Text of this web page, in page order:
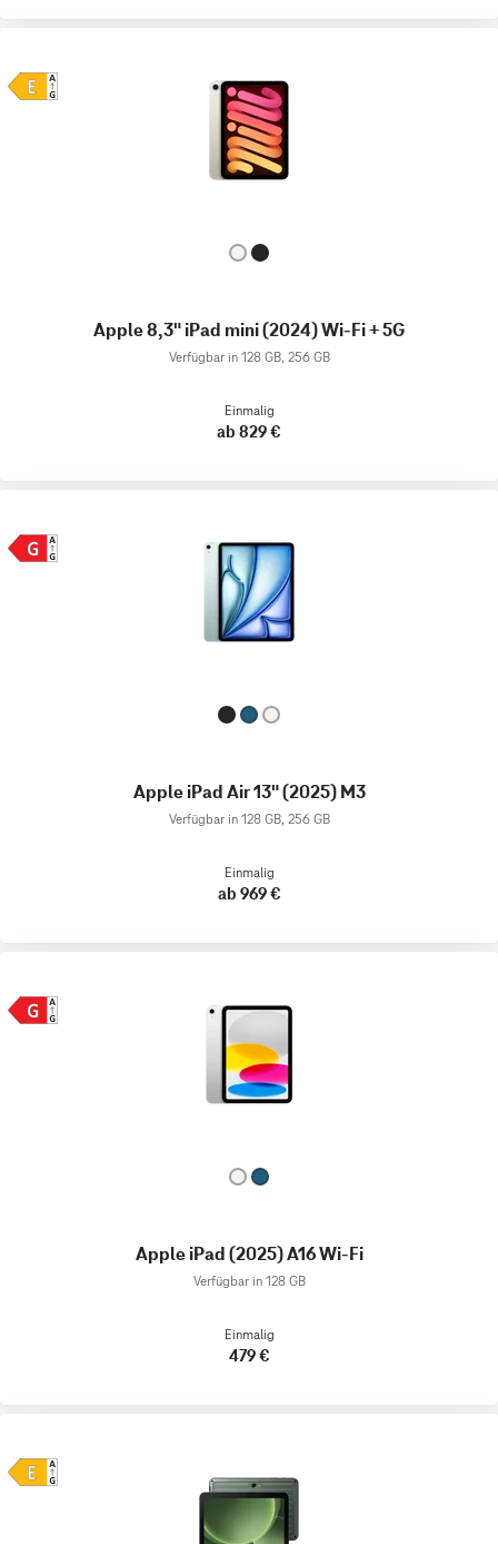
Apple 8,3" iPad mini (2024) Wi-Fi + 5G
Verfügbar in 128 GB, 256 GB
Einmalig
ab 829 €
Apple iPad Air 13" (2025) M3
Verfügbar in 128 GB, 256 GB
Einmalig
ab 969 €
Apple iPad (2025) A16 Wi-Fi
Verfügbar in 128 GB
Einmalig
479 €